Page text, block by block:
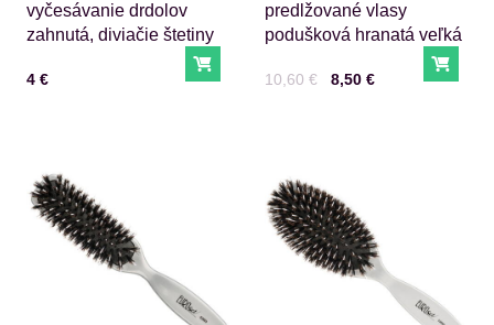
vyčesávanie drdolov
zahnutá, diviačie štetiny
Cena s DPH
4 € Do košíka
predlžované vlasy
podušková hranatá veľká
Cena s DPH8,50 €
Pred zľavou:
10,60 € Do